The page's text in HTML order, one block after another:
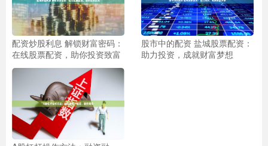
配资炒股利息 解锁财富密码：
在线股票配资，助你投资致富
股市中的配资 盐城股票配资：
助力投资，成就财富梦想